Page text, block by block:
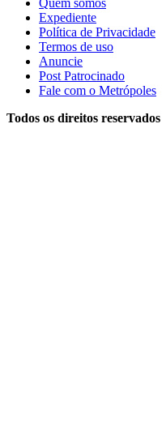
Quem somos
Expediente
Política de Privacidade
Termos de uso
Anuncie
Post Patrocinado
Fale com o Metrópoles
Todos os direitos reservados